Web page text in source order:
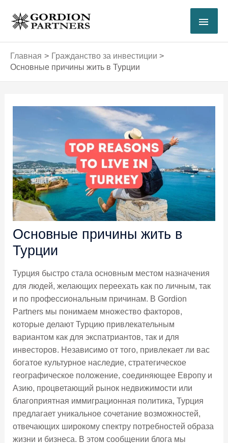
содержимому
Главная
Гражданство за инвестиции
Основные причины жить в Турции
Основные причины жить в
Турции
Турция быстро стала основным местом назначения
для людей, желающих переехать как по личным, так
и по профессиональным причинам. В Gordion
Partners мы понимаем множество факторов,
которые делают Турцию привлекательным
вариантом как для экспатриантов, так и для
инвесторов. Независимо от того, привлекает ли вас
богатое культурное наследие, стратегическое
географическое положение, соединяющее Европу и
Азию, процветающий рынок недвижимости или
благоприятная иммиграционная политика, Турция
предлагает уникальное сочетание возможностей,
отвечающих широкому спектру потребностей образа
жизни и бизнеса. В этом сообщении блога мы